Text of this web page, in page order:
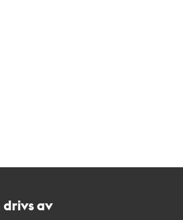
av